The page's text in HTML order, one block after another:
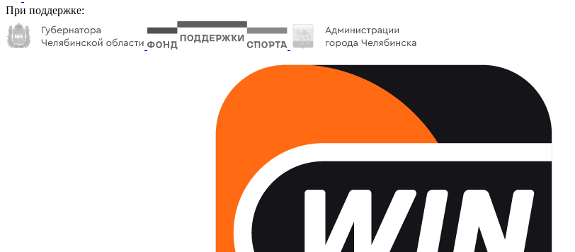
При поддержке: